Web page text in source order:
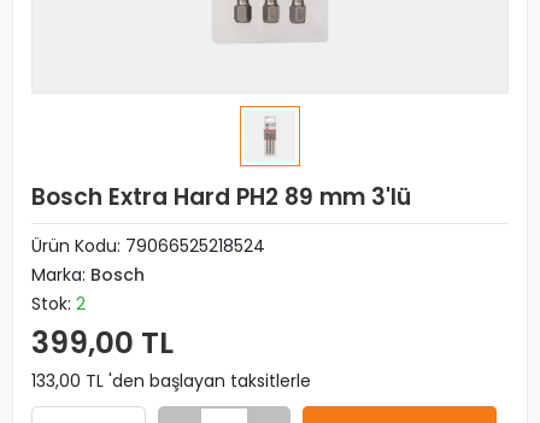
Bosch Extra Hard PH2 89 mm 3'lü
Ürün Kodu: 79066525218524
Marka: Bosch
Stok: 2
399,00 TL
133,00 TL 'den başlayan taksitlerle